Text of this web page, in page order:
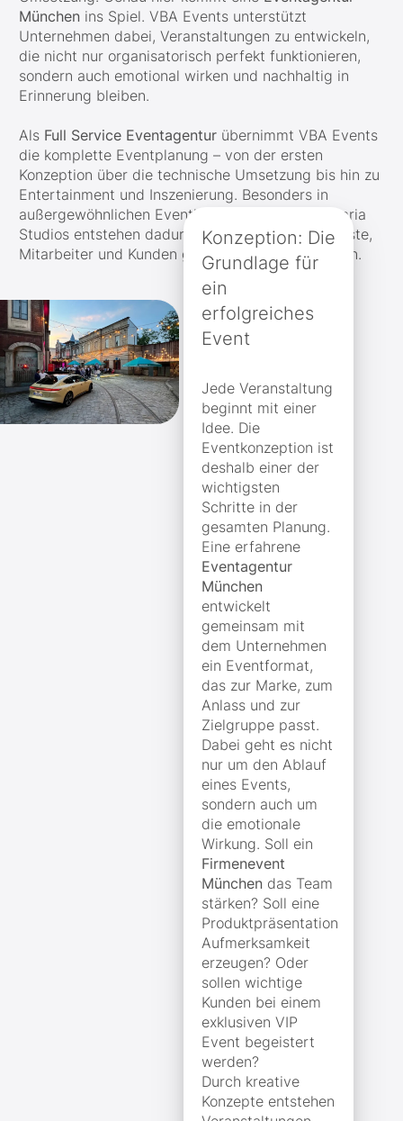
Münchenins Spiel. VBA Events unterstützt
Unternehmen dabei, Veranstaltungen zu entwickeln,
die nicht nur organisatorisch perfekt funktionieren,
sondern auch emotional wirken und nachhaltig in
Erinnerung bleiben.
Als Full Service Eventagenturübernimmt VBA Events
die komplette Eventplanung – von der ersten
Konzeption über die technische Umsetzung bis hin zu
Entertainment und Inszenierung. Besonders in
außergewöhnlichen Eventlocations wie den Bavaria
Studios entstehen dadurch Firmenevents, die Gäste,
Mitarbeiter und Kunden gleichermaßen begeistern.
Konzeption: Die
Grundlage für
ein
erfolgreiches
Event
Jede Veranstaltung
beginnt mit einer
Idee. Die
Eventkonzeption ist
deshalb einer der
wichtigsten
Schritte in der
gesamten Planung.
Eine erfahrene
Eventagentur
München
entwickelt
gemeinsam mit
dem Unternehmen
ein Eventformat,
das zur Marke, zum
Anlass und zur
Zielgruppe passt.
Dabei geht es nicht
nur um den Ablauf
eines Events,
sondern auch um
die emotionale
Wirkung. Soll ein
Firmenevent
Münchendas Team
stärken? Soll eine
Produktpräsentation
Aufmerksamkeit
erzeugen? Oder
sollen wichtige
Kunden bei einem
exklusiven VIP
Event begeistert
werden?
Durch kreative
Konzepte entstehen